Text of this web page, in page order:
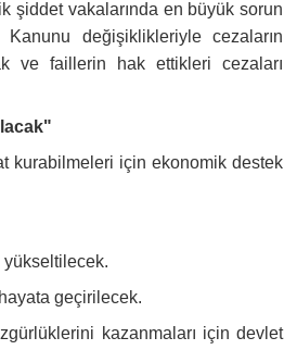
şiddet vakalarında en büyük sorun
değişiklikleriyle cezaların
ve faillerin hak ettikleri cezaları
kurabilmeleri için ekonomik destek
yükseltilecek.
geçirilecek.
kazanmaları için devlet